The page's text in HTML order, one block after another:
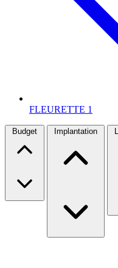
FLEURETTE 1
Budget Implantation